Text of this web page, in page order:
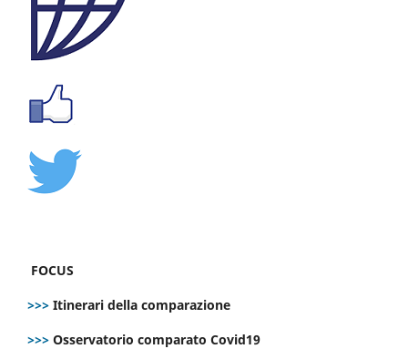
FOCUS
>>> Itinerari della comparazione
>>> Osservatorio comparato Covid19